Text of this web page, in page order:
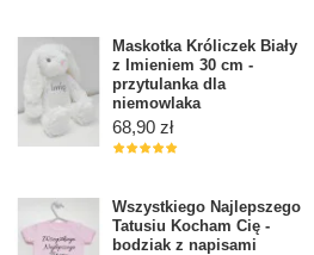
Maskotka Króliczek Biały
z Imieniem 30 cm -
przytulanka dla
niemowlaka
68,90 zł
Wszystkiego Najlepszego
Tatusiu Kocham Cię -
bodziak z napisami